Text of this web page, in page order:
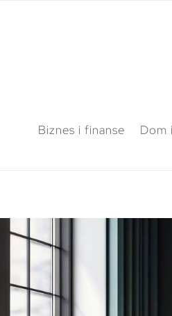
Biznes i finanse Dom